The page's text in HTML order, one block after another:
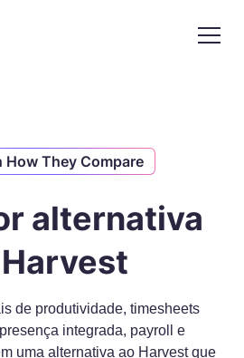
How They Compare
alternativa
de produtividade, timesheets
integrada, payroll e
uma alternativa ao Harvest que